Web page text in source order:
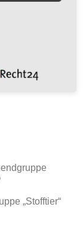
„Stofftier“